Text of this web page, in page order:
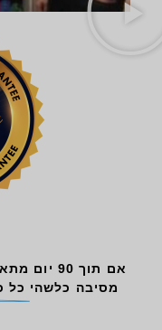
אם תוך
מסיבה כלשהי כל